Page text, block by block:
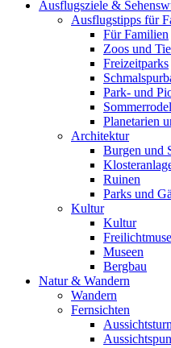
Ausflugsziele &
Ausflugstipps für
Für Familien
Zoos und
Freizeitparks
Park- und
Planetarien
Architektur
Burgen und
Ruinen
Parks und
Kultur
Kultur
Museen
Bergbau
Natur & Wandern
Wandern
Fernsichten